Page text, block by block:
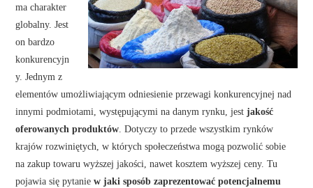
ma charakter
globalny. Jest
on bardzo
konkurencyjn
y. Jednym z
elementów umożliwiającym odniesienie przewagi konkurencyjnej nad
innymi podmiotami, występującymi na danym rynku, jestjakość
oferowanych produktów. Dotyczy to przede wszystkim rynków
krajów rozwiniętych, w których społeczeństwa mogą pozwolić sobie
na zakup towaru wyższej jakości, nawet kosztem wyższej ceny. Tu
pojawia się pytaniew jaki sposób zaprezentować potencjalnemu